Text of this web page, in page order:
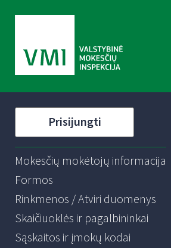
Prisijungti
Mokesčių mokėtojų informacija
Formos
Rinkmenos / Atviri duomenys
Skaičiuoklės ir pagalbininkai
Sąskaitos ir įmokų kodai